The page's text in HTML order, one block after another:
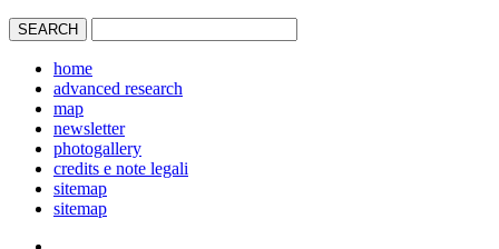
home
advanced research
map
newsletter
photogallery
credits e note legali
sitemap
sitemap